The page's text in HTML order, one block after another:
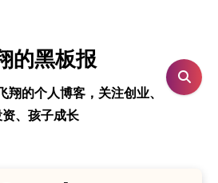
的黑板报
翔的个人博客，关注创业、
、孩子成长